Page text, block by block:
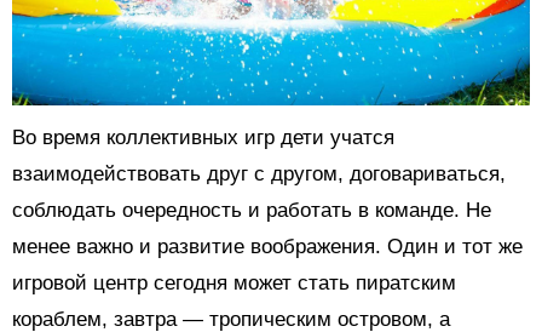
Во время коллективных игр дети учатся
взаимодействовать друг с другом, договариваться,
соблюдать очередность и работать в команде. Не
менее важно и развитие воображения. Один и тот же
игровой центр сегодня может стать пиратским
кораблем, завтра — тропическим островом, а